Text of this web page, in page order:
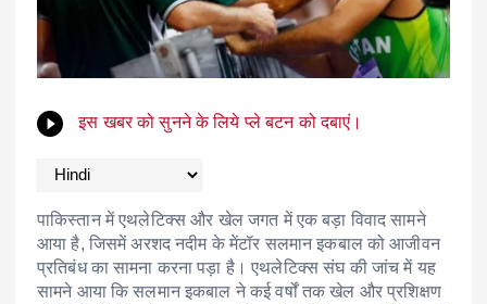
इस खबर को सुनने के लिये प्ले बटन को दबाएं।
पाकिस्तान में एथलेटिक्स और खेल जगत में एक बड़ा विवाद सामने
आया है, जिसमें अरशद नदीम के मेंटॉर सलमान इकबाल को आजीवन
प्रतिबंध का सामना करना पड़ा है। एथलेटिक्स संघ की जांच में यह
सामने आया कि सलमान इकबाल ने कई वर्षों तक खेल और प्रशिक्षण